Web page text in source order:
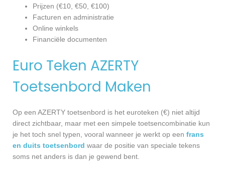
Prijzen (€10, €50, €100)
Facturen en administratie
Online winkels
Financiële documenten
Euro Teken AZERTY
Toetsenbord Maken
Op een AZERTY toetsenbord is het euroteken (€) niet altijd
direct zichtbaar, maar met een simpele toetsencombinatie kun
je het toch snel typen, vooral wanneer je werkt op een frans
en duits toetsenbord waar de positie van speciale tekens
soms net anders is dan je gewend bent.